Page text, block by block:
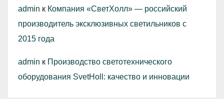
admin к Компания «СветХолл» — российский
производитель эксклюзивных светильников с
2015 года
admin к Производство светотехнического
оборудования SvetHoll: качество и инновации